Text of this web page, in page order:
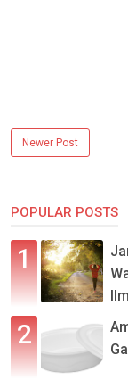
Newer Post
POPULAR POSTS